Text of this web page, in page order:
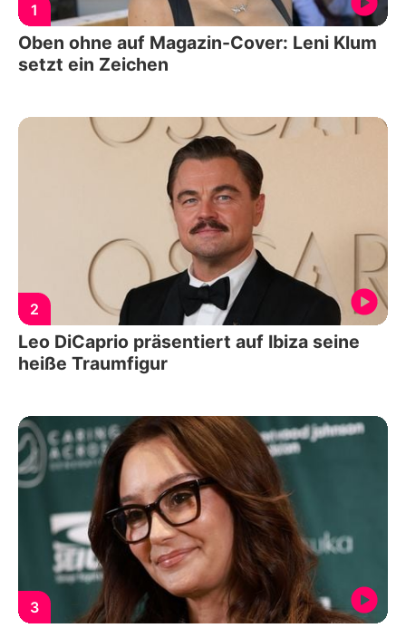
1
Oben ohne auf Magazin-Cover: Leni Klum
setzt ein Zeichen
2
Leo DiCaprio präsentiert auf Ibiza seine
heiße Traumfigur
3